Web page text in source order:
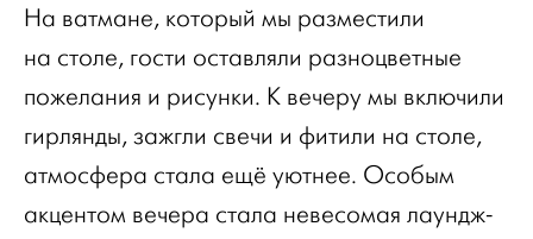
На ватмане, который мы разместили
на столе, гости оставляли разноцветные
пожелания и рисунки. К вечеру мы включили
гирлянды, зажгли свечи и фитили на столе,
атмосфера стала ещё уютнее. Особым
акцентом вечера стала невесомая лаундж-